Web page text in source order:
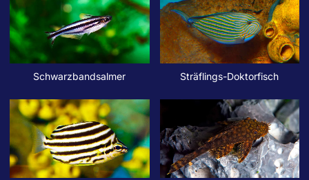
Schwarzbandsalmer Sträflings-Doktorfisch